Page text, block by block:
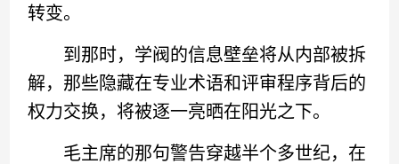
转变。
到那时，学阀的信息壁垒将从内部被拆
解，那些隐藏在专业术语和评审程序背后的
权力交换，将被逐一亮晒在阳光之下。
毛主席的那句警告穿越半个多世纪，在